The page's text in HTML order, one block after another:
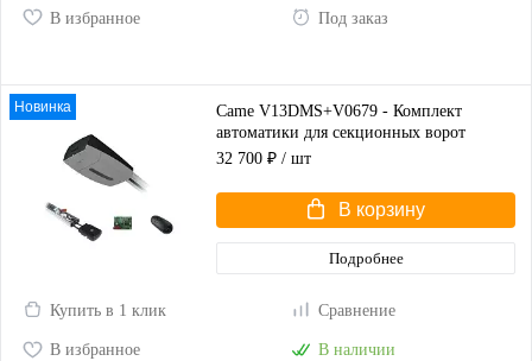
В избранное Под заказ
Новинка
Came V13DMS+V0679 - Комплект
автоматики для секционных ворот
высотой до 2,25 м
32 700 ₽ / шт
В корзину
Подробнее
Купить в 1 клик Сравнение
В избранное В наличии